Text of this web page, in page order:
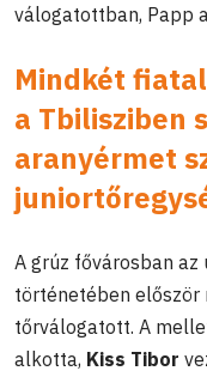
válogatottban, Papp
Mindkét
a Tbilisziben
aranyérmet
A grúz fővárosban
történetében először
tőrválogatott. A
alkotta, Kiss Tibor